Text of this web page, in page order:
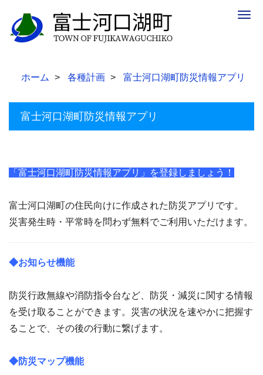
ホーム 各種計画 富士河口湖町防災情報アプリ
富士河口湖町防災情報アプリ
「富士河口湖町防災情報アプリ」を登録しましょう！
富士河口湖町の住民向けに作成された防災アプリです。
災害発生時・平常時を問わず無料でご利用いただけます。
◆お知らせ機能
防災行政無線や消防指令台など、防災・減災に関する情報
を受け取ることができます。災害の状況を速やかに把握す
ることで、その後の行動に繋げます。
◆防災マップ機能